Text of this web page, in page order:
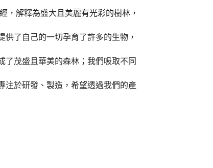
，解釋為盛大且美麗有光彩的樹林，
供了自己的一切孕育了許多的生物，
了茂盛且華美的森林；我們吸取不同
注於研發、製造，希望透過我們的產